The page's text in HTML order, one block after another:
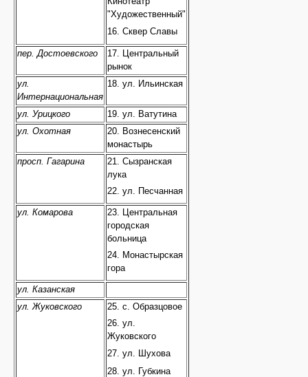
"Художественный"
16. Сквер Славы
пер. Достоевского
17. Центральный
рынок
ул.
Интернациональная
18. ул. Ильинская
ул. Урицкого
19. ул. Ватутина
ул. Охотная
20. Вознесенский
монастырь
просп. Гагарина
21. Сызранская
лука
22. ул. Песчанная
ул. Комарова
23. Центральная
городская
больница
24. Монастырская
гора
ул. Казанская
ул. Жуковского
25. с. Образцовое
26. ул.
Жуковского
27. ул. Шухова
28. ул. Губкина